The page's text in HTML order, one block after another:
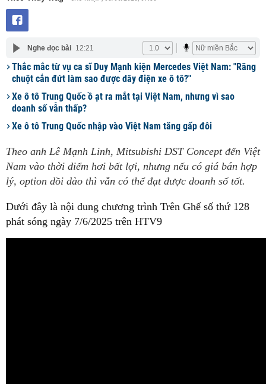
Nghe đọc bài 12:21
Thắc mắc từ vụ ca sĩ Duy Mạnh kiện Mercedes Việt Nam: "Răng
chuột cắn đứt làm sao được dây điện xe ô tô?"
Xe ô tô Trung Quốc ồ ạt ra mắt tại Việt Nam, nhưng vì sao
doanh số vẫn thấp?
Xe ô tô Trung Quốc nhập vào Việt Nam tăng gấp đôi
Theo anh Lê Mạnh Linh, Mitsubishi DST Concept đến Việt
Nam vào thời điểm hơi bất lợi, nhưng nếu có giá bán hợp
lý, option dồi dào thì vẫn có thể đạt được doanh số tốt.
Dưới đây là nội dung chương trình Trên Ghế số thứ 128
phát sóng ngày 7/6/2025 trên HTV9